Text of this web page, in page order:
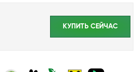
КУПИТЬ CЕЙЧАС